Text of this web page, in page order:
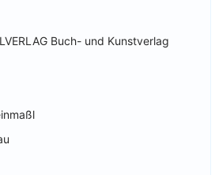
Buch- und Kunstverlag